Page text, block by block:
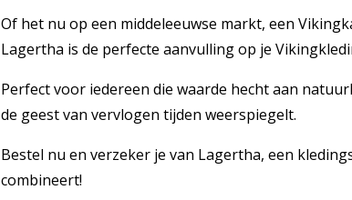
Of het nu op een middeleeuwse markt, een
Lagertha is de perfecte aanvulling op je
Perfect voor iedereen die waarde hecht aan
de geest van vervlogen tijden weerspiegelt.
Bestel nu en verzeker je van Lagertha, een
combineert!